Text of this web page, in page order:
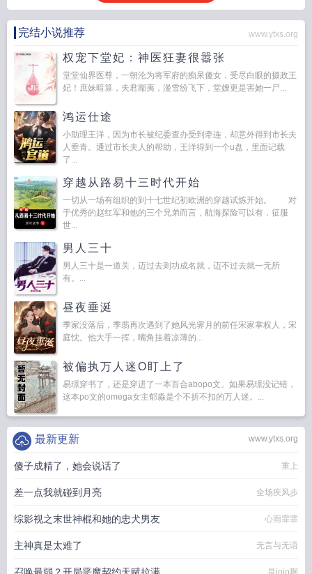
完结小说推荐 www.ytxs.org
权宠下堂妃：神医狂妻很嚣张
堂堂仙界医尊，一朝沦为将军府的痴呆傻女，受尽白眼的摄政王
妃！庶妹暗算，夫君鄙夷，漫雪纷飞下，堂嫂更是害她一尸...
鸿运仕途
小助理王洋，因为市长被纪委查办受到牵连，却意外得到市长夫
人垂青。通过市长夫人的帮助，王洋得到一个u盘，里面记载
了...
穿越从路易十三时代开始
一切从一场有组织的到十七世纪初欧洲的穿越试炼开始。 对
于优秀的赵红军和他的三个兄弟而言，航海探险可以有，征服
世...
男人三十
男人三十是一道关，迈过去则功成名就，迈不过去就一无所
有。...
昼夜垂涎
季家没落后，季翡再次遇到了她风光霁月的前任宋家掌权人，宋
庭忱。他大手一挥，嘴角挂着凉薄的...
被偏执万人迷O盯上了
易璟穿书了，还是穿进了一本百合abopo文。如果易璟没记错，
这本po文的omega女主郁淼是个不折不扣的万人迷。...
www.ytxs.org
最新更新
傻子成精了，她会说话了 重上
差一点我就碰到月亮 全场疾风步
综影视之末世神棍和她的忠犬男友 心雨霏霏
主神真是太难了 无言与无语
是jojo啊